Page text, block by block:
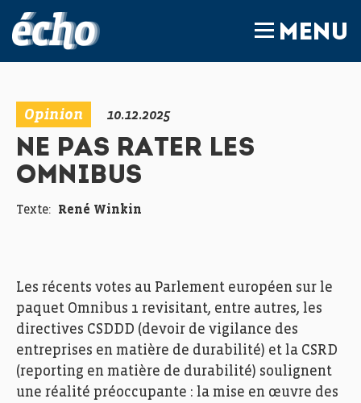
MENU
Opinion 10.12.2025
NE PAS RATER LES
OMNIBUS
Texte: René Winkin
Les récents votes au Parlement européen sur le
paquet Omnibus 1 revisitant, entre autres, les
directives CSDDD (devoir de vigilance des
entreprises en matière de durabilité) et la CSRD
(reporting en matière de durabilité) soulignent
une réalité préoccupante : la mise en œuvre des